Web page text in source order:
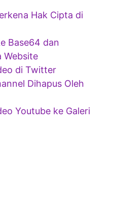
Hak Cipta di
Base64 dan
Website
di Twitter
Dihapus Oleh
Youtube ke Galeri